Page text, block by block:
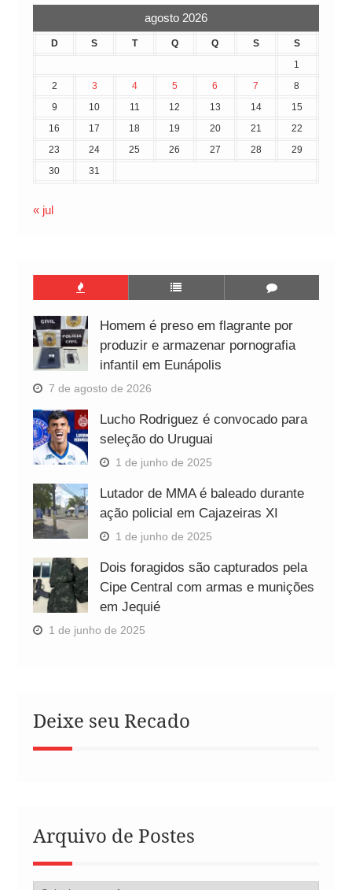
agosto 2026
D S T Q Q S
S
1
2
3 4 5 6 7
8
9
10 11 12 13 14
15
16
17 18 19 20 21
22
23
24 25 26 27 28
29
30
31
« jul
Homem é preso em flagrante por
produzir e armazenar pornografia
infantil em Eunápolis
7 de agosto de 2026
Lucho Rodriguez é convocado para
seleção do Uruguai
1 de junho de 2025
Lutador de MMA é baleado durante
ação policial em Cajazeiras XI
1 de junho de 2025
Dois foragidos são capturados pela
Cipe Central com armas e munições
em Jequié
1 de junho de 2025
Deixe seu Recado
Arquivo de Postes